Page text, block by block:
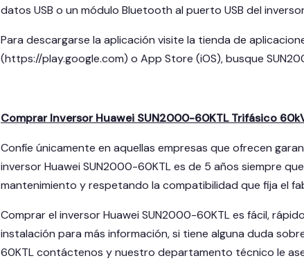
datos USB o un módulo Bluetooth al puerto USB del
Para descargarse la aplicación visite la tienda de
(https://play.google.com) o App Store (iOS), busque
Comprar Inversor Huawei SUN2000-60KTL Trifásico
Confíe únicamente en aquellas empresas que ofrecen
inversor Huawei SUN2000-60KTL es de 5 años siempre
mantenimiento y respetando la compatibilidad que fija el
Comprar el inversor Huawei SUN2000-60KTL es fácil,
instalación para más información, si tiene alguna duda
60KTL contáctenos y nuestro departamento técnico le